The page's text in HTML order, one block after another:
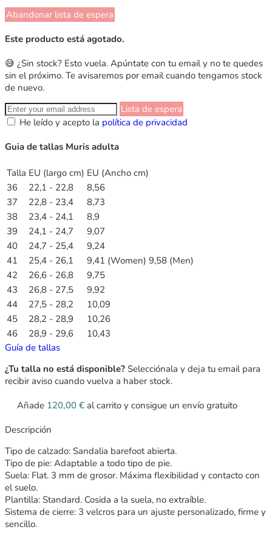
Abandonar lista de espera
Este producto está agotado.
😅 ¿Sin stock? Esto vuela. Apúntate con tu email y no te quedes
sin el próximo. Te avisaremos por email cuando tengamos stock
de nuevo.
Lista de espera
He leído y acepto la política de privacidad
Guia de tallas Muris adulta
Talla EU (largo cm) EU (Ancho cm)
36
22,1 - 22,8
8,56
37
22,8 - 23,4
8,73
38
23,4 - 24,1
8,9
39
24,1 - 24,7
9,07
40
24,7 - 25,4
9,24
41
25,4 - 26,1
9,41 (Women) 9,58 (Men)
42
26,6 - 26,8
9,75
43
26,8 - 27,5
9,92
44
27,5 - 28,2
10,09
45
28,2 - 28,9
10,26
46
28,9 - 29,6
10,43
Guía de tallas
¿Tu talla no está disponible? Selecciónala y deja tu email para
recibir aviso cuando vuelva a haber stock.
Añade 120,00 € al carrito y consigue un envío gratuito
Descripción
Tipo de calzado: Sandalia barefoot abierta.
Tipo de pie: Adaptable a todo tipo de pie.
Suela: Flat. 3 mm de grosor. Máxima flexibilidad y contacto con
el suelo.
Plantilla: Standard. Cosida a la suela, no extraíble.
Sistema de cierre: 3 velcros para un ajuste personalizado, firme y
sencillo.